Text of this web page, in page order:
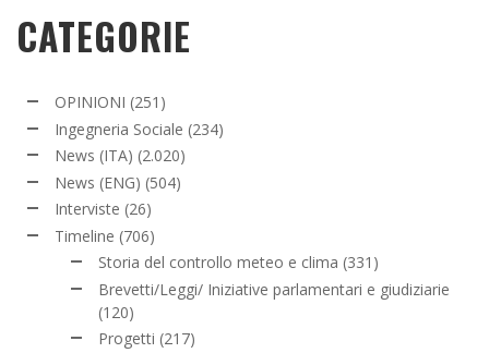
CATEGORIE
OPINIONI (251)
Ingegneria Sociale (234)
News (ITA) (2.020)
News (ENG) (504)
Interviste (26)
Timeline (706)
Storia del controllo meteo e clima (331)
Brevetti/Leggi/ Iniziative parlamentari e giudiziarie
(120)
Progetti (217)